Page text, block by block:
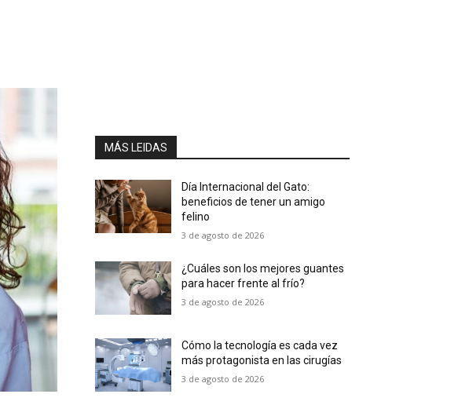
MÁS LEIDAS
Día Internacional del Gato:
beneficios de tener un amigo
felino
3 de agosto de 2026
¿Cuáles son los mejores guantes
para hacer frente al frío?
3 de agosto de 2026
Cómo la tecnología es cada vez
más protagonista en las cirugías
3 de agosto de 2026